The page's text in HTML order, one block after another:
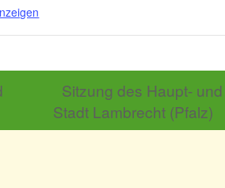
Sitzung des Haupt-
Stadt Lambrecht (Pfalz)